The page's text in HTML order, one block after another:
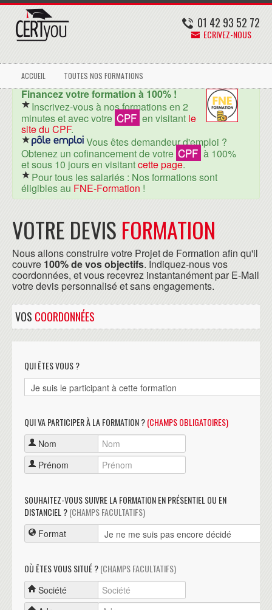
01 42 93 52 72
ECRIVEZ-NOUS
ACCUEIL TOUTES NOS FORMATIONS
Financez votre formation à 100% !
Inscrivez-vous à nos formations en 2
minutes et avec votre CPF en visitant le
site du CPF.
Vous êtes demandeur d'emploi ?
Obtenez un cofinancement de votre CPF à 100%
et sous 10 jours en visitantcette page.
Pour tous les salariés : Nos formations sont
éligibles au FNE-Formation !
VOTRE DEVIS FORMATION
Nous allons construire votre Projet de Formation afin qu'il
couvre 100% de vos objectifs. Indiquez-nous vos
coordonnées, et vous recevrez instantanément par E-Mail
votre devis personnalisé et sans engagements.
VOS COORDONNÉES
QUI ÊTES VOUS ?
QUI VA PARTICIPER À LA FORMATION ?(CHAMPS OBLIGATOIRES)
Nom
Prénom
SOUHAITEZ-VOUS SUIVRE LA FORMATION EN PRÉSENTIEL OU EN
DISTANCIEL ?(CHAMPS FACULTATIFS)
Format
OÙ ÊTES VOUS SITUÉ ?(CHAMPS FACULTATIFS)
Société